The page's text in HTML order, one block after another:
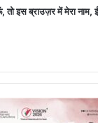
तो इस ब्राउज़र में मेरा